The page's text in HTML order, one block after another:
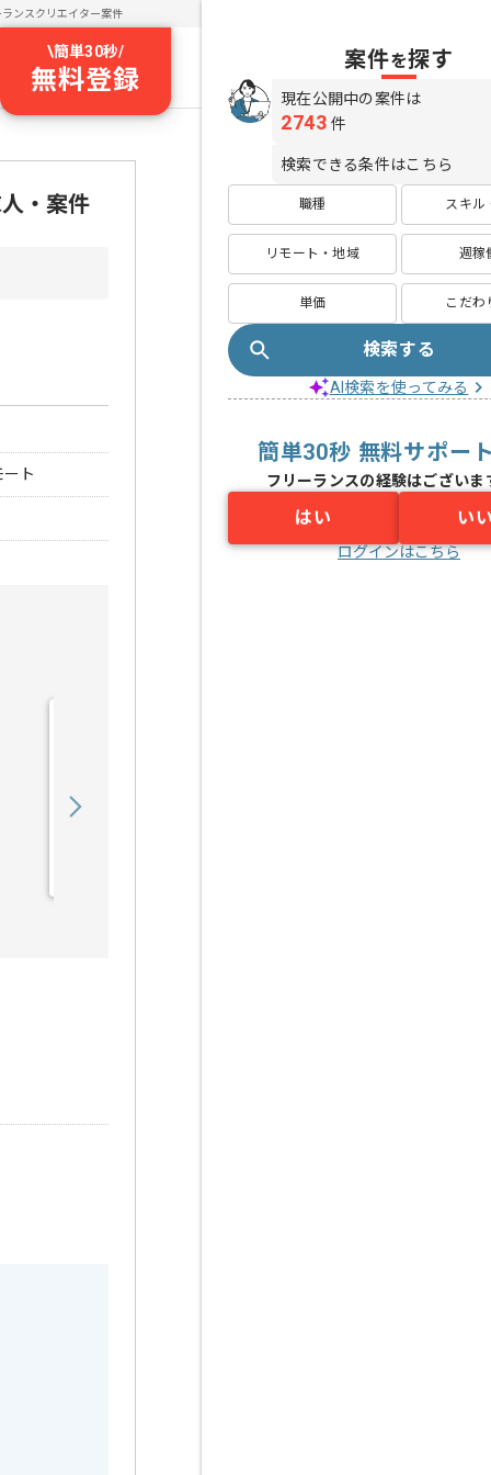
ランスクリエイター案件
\簡単30秒/
無料登録
・案件
ト
案件を探す
現在公開中の案件は
2743 件
検索できる条件はこちら
職種 スキル
リモート・地域 週稼
単価 こだわ
検索する
AI検索を使ってみる
簡単30秒 無料サポー
フリーランスの経験はございま
はい い
ログインはこちら